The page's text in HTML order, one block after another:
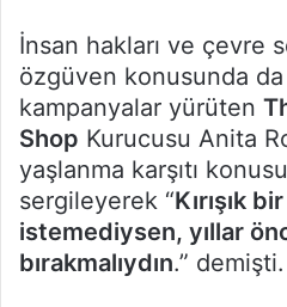
İnsan hakları ve çevre
özgüven konusunda
kampanyalar yürüten
Shop Kurucusu Anita
yaşlanma karşıtı
sergileyerek “Kırışık
istemediysen, yıllar
bırakmalıydın.” demişti.